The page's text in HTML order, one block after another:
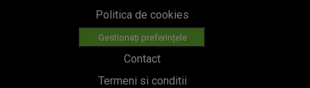
Politica de cookies
Gestionați preferințele
Contact
Termeni si conditii